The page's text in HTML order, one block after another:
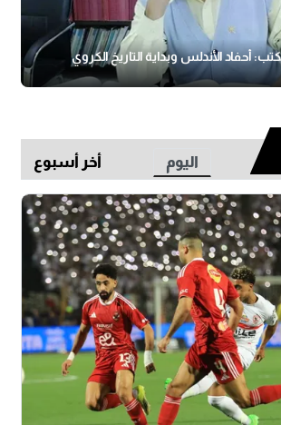
أحفاد الأندلس وبداية التاريخ الكروي
اليوم أخر أسبوع